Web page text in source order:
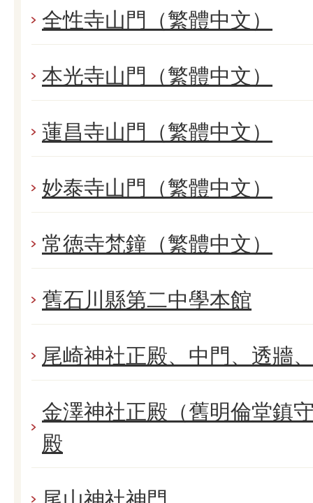
全性寺山門（繁體中文）
本光寺山門（繁體中文）
蓮昌寺山門（繁體中文）
妙泰寺山門（繁體中文）
常徳寺梵鐘（繁體中文）
舊石川縣第二中學本館
尾崎神社正殿、中門、透牆
金澤神社正殿（舊明倫堂鎮
殿